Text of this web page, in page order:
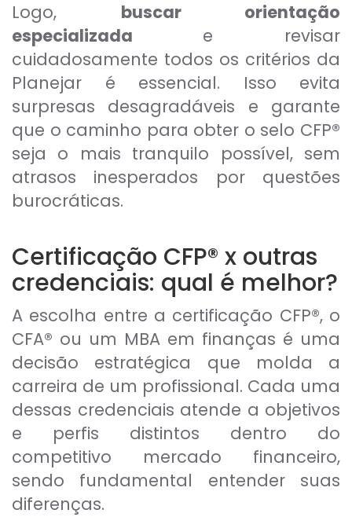
Logo, buscar orientação
especializada e revisar
cuidadosamente todos os critérios da
Planejar é essencial. Isso evita
surpresas desagradáveis e garante
que o caminho para obter o selo CFP®
seja o mais tranquilo possível, sem
atrasos inesperados por questões
burocráticas.
Certificação CFP® x outras
credenciais: qual é melhor?
A escolha entre a certificação CFP®, o
CFA® ou um MBA em finanças é uma
decisão estratégica que molda a
carreira de um profissional. Cada uma
dessas credenciais atende a objetivos
e perfis distintos dentro do
competitivo mercado financeiro,
sendo fundamental entender suas
diferenças.